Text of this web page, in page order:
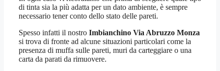
di tinta sia la più adatta per un dato ambiente, è sempre
necessario tener conto dello stato delle pareti.
Spesso infatti il nostro Imbianchino Via Abruzzo Monza
si trova di fronte ad alcune situazioni particolari come la
presenza di muffa sulle pareti, muri da carteggiare o una
carta da parati da rimuovere.